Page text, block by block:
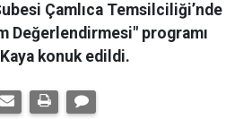
Çamlıca Temsilciliği’nde
Değerlendirmesi" programı
Kaya konuk edildi.